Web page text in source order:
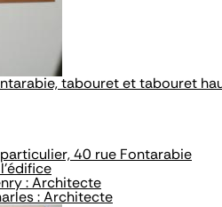
tabouret et tabouret
40 rue Fontarabie
: Architecte
: Architecte